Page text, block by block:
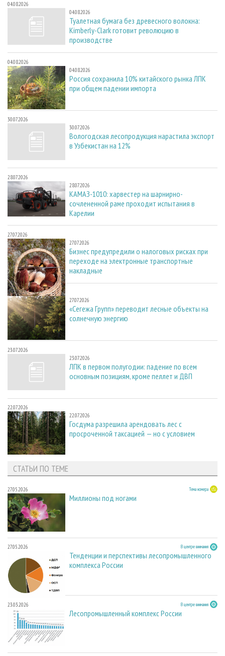
04.08.2026
04.08.2026
Туалетная бумага без древесного волокна:
Kimberly-Clark готовит революцию в
производстве
04.08.2026
04.08.2026
Россия сохранила 10% китайского рынка ЛПК
при общем падении импорта
30.07.2026
30.07.2026
Вологодская лесопродукция нарастила экспорт
в Узбекистан на 12%
28.07.2026
28.07.2026
КАМАЗ-1010: харвестер на шарнирно-
сочлененной раме проходит испытания в
Карелии
27.07.2026
27.07.2026
Бизнес предупредили о налоговых рисках при
переходе на электронные транспортные
накладные
27.07.2026
27.07.2026
«Сегежа Групп» переводит лесные объекты на
солнечную энергию
23.07.2026
23.07.2026
ЛПК в первом полугодии: падение по всем
основным позициям, кроме пеллет и ДВП
22.07.2026
22.07.2026
Госдума разрешила арендовать лес с
просроченной таксацией — но с условием
СТАТЬИ ПО ТЕМЕ
27.05.2026 Тема номера
Миллионы под ногами
27.05.2026 В центре внимания
Тенденции и перспективы лесопромышленного
комплекса России
23.03.2026 В центре внимания
Лесопромышленный комплекс России